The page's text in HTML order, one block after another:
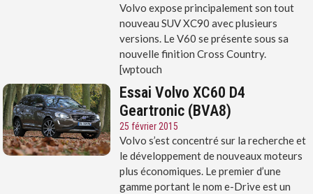
Volvo expose principalement son tout
nouveau SUV XC90 avec plusieurs
versions. Le V60 se présente sous sa
nouvelle finition Cross Country.
[wptouch
Essai Volvo XC60 D4
Geartronic (BVA8)
25 février 2015
Volvo s’est concentré sur la recherche et
le développement de nouveaux moteurs
plus économiques. Le premier d’une
gamme portant le nom e-Drive est un